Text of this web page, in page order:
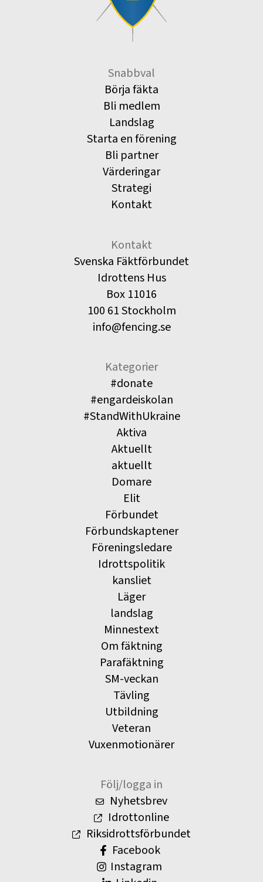
Snabbval
Börja fäkta
Bli medlem
Landslag
Starta en förening
Bli partner
Värderingar
Strategi
Kontakt
Kontakt
Svenska Fäktförbundet
Idrottens Hus
Box 11016
100 61 Stockholm
info@fencing.se
Kategorier
#donate
#engardeiskolan
#StandWithUkraine
Aktiva
Aktuellt
aktuellt
Domare
Elit
Förbundet
Förbundskaptener
Föreningsledare
Idrottspolitik
kansliet
Läger
landslag
Minnestext
Om fäktning
Parafäktning
SM-veckan
Tävling
Utbildning
Veteran
Vuxenmotionärer
Följ/logga in
Nyhetsbrev
Idrottonline
Riksidrottsförbundet
Facebook
Instagram